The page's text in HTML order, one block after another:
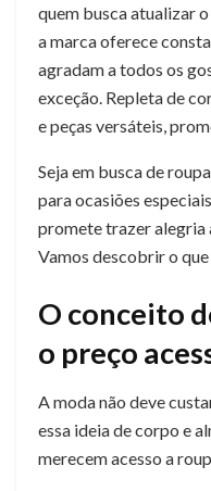
quem busca atualizar
a marca oferece
agradam a todos os
exceção. Repleta de
e peças versáteis,
Seja em busca de
para ocasiões
promete trazer alegria
Vamos descobrir o
O conceito
o preço
A moda não deve
essa ideia de corpo e
merecem acesso a